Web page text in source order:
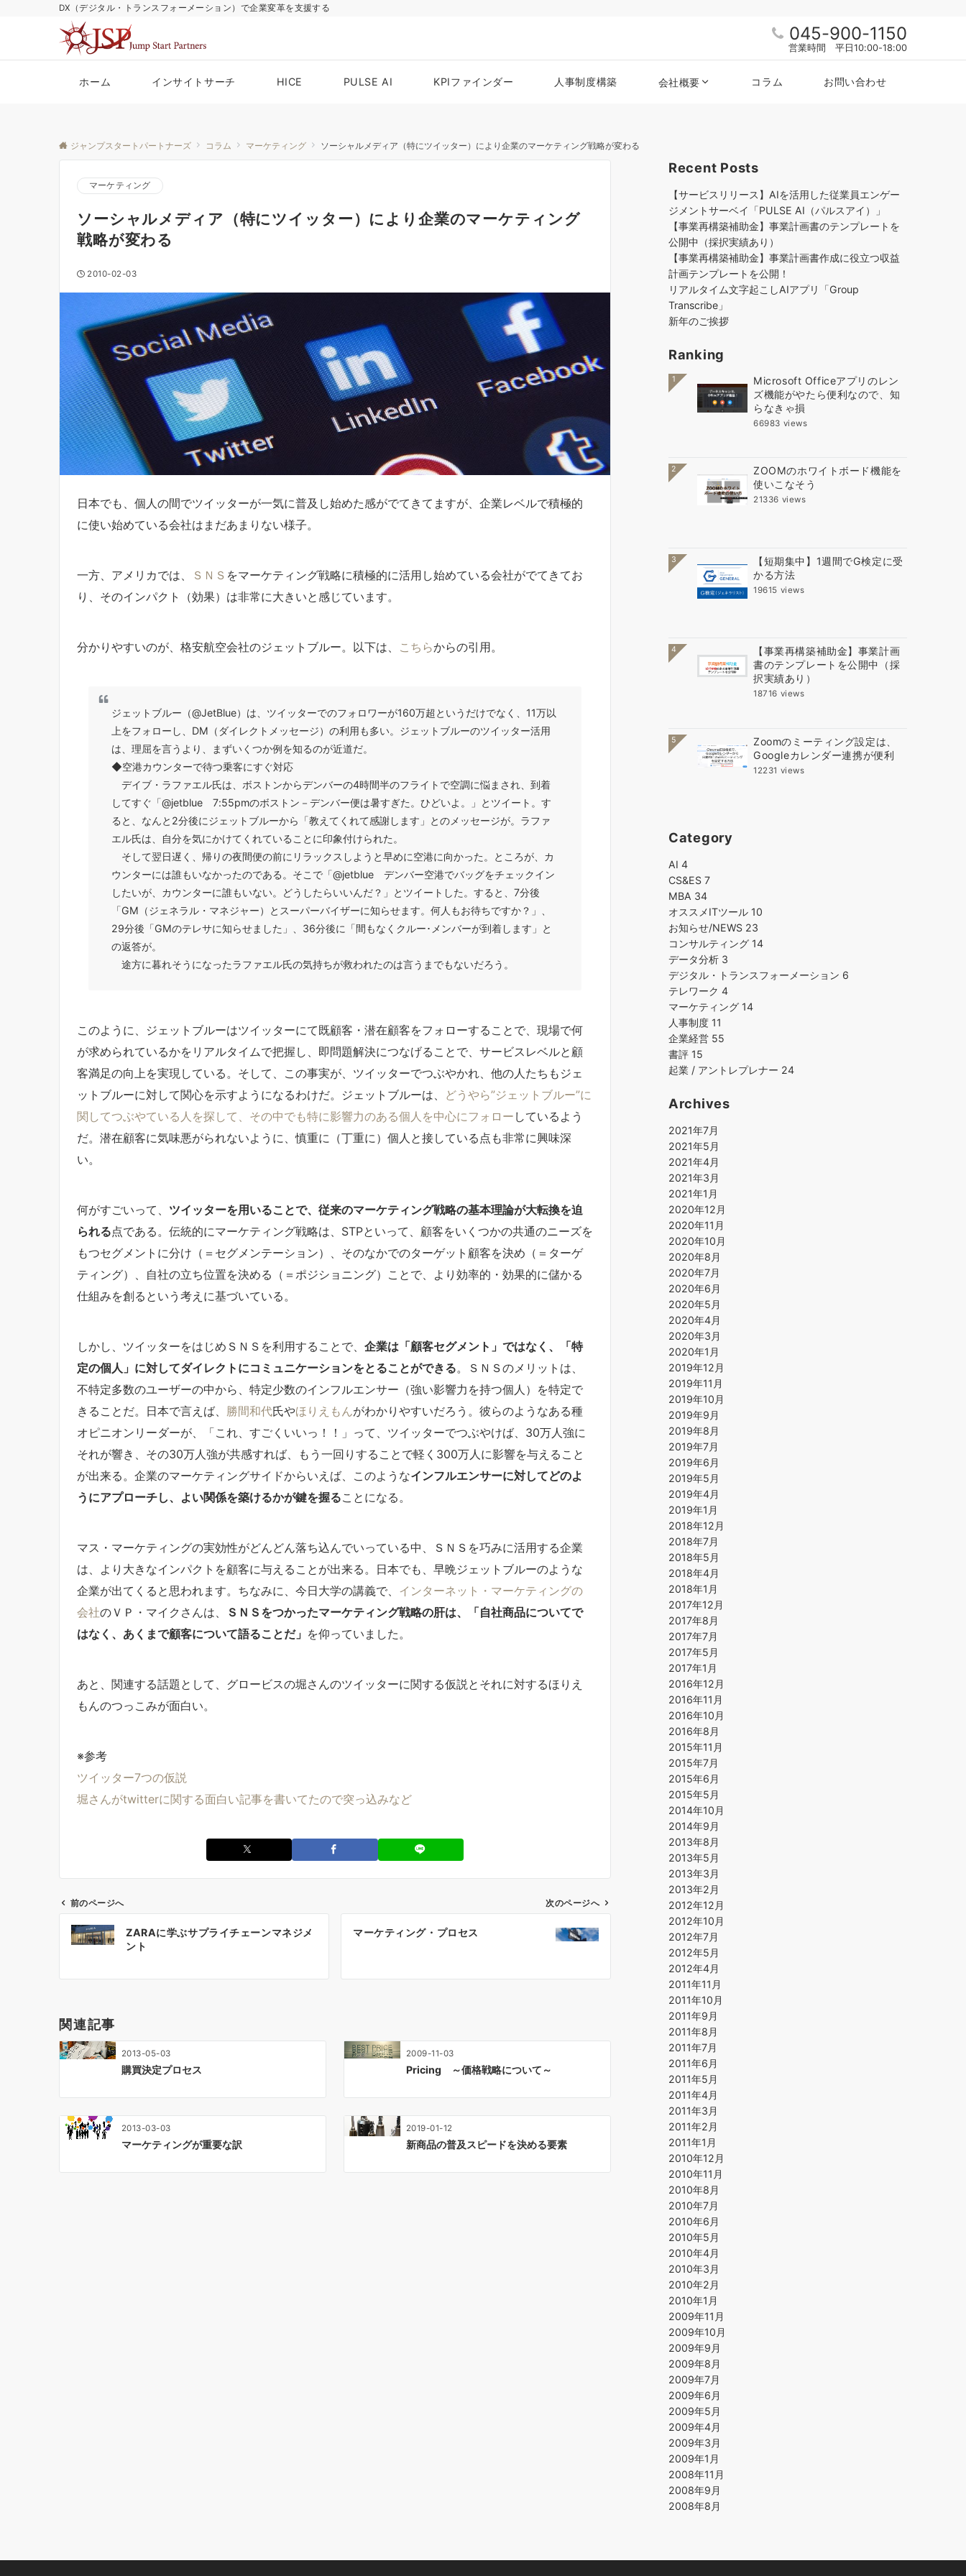
DX（デジタル・トランスフォーメーション）で企業変革を支援する
045-900-1150
営業時間 平日10:00-18:00
ホーム インサイトサーチ HICE PULSE AI KPIファインダー 人事制度構築 会社概要 コラム お問い合わせ
ジャンプスタートパートナーズ コラム マーケティング ソーシャルメディア（特にツイッター）により企業のマーケティング戦略が変わる
マーケティング
ソーシャルメディア（特にツイッター）により企業のマーケティング
戦略が変わる
2010-02-03
日本でも、個人の間でツイッターが一気に普及し始めた感がでてきてますが、企業レベルで積極的
に使い始めている会社はまだあまりない様子。
一方、アメリカでは、 ＳＮＳ をマーケティング戦略に積極的に活用し始めている会社がでてきてお
り、そのインパクト（効果）は非常に大きいと感じています。
分かりやすいのが、格安航空会社のジェットブルー。以下は、 こちらからの引用。
ジェットブルー（@JetBlue）は、ツイッターでのフォロワーが160万超というだけでなく、11万以
上をフォローし、DM（ダイレクトメッセージ）の利用も多い。ジェットブルーのツイッター活用
は、理屈を言うより、まずいくつか例を知るのが近道だ。
◆空港カウンターで待つ乗客にすぐ対応
デイブ・ラファエル氏は、ボストンからデンバーの4時間半のフライトで空調に悩まされ、到着
してすぐ「@jetblue 7:55pmのボストン－デンバー便は暑すぎた。ひどいよ。」とツイート。す
ると、なんと2分後にジェットブルーから「教えてくれて感謝します」とのメッセージが。ラファ
エル氏は、自分を気にかけてくれていることに印象付けられた。
そして翌日遅く、帰りの夜間便の前にリラックスしようと早めに空港に向かった。ところが、カ
ウンターには誰もいなかったのである。そこで「@jetblue デンバー空港でバッグをチェックイン
したいが、カウンターに誰もいない。どうしたらいいんだ？」とツイートした。すると、7分後
「GM（ジェネラル・マネジャー）とスーパーバイザーに知らせます。何人もお待ちですか？」、
29分後「GMのテレサに知らせました」、36分後に「間もなくクルー･メンバーが到着します」と
の返答が。
途方に暮れそうになったラファエル氏の気持ちが救われたのは言うまでもないだろう。
このように、ジェットブルーはツイッターにて既顧客・潜在顧客をフォローすることで、現場で何
が求められているかをリアルタイムで把握し、即問題解決につなげることで、サービスレベルと顧
客満足の向上を実現している。そして、この事実が、ツイッターでつぶやかれ、他の人たちもジェ
ットブルーに対して関心を示すようになるわけだ。ジェットブルーは、 どうやら”ジェットブルー”に
関してつぶやている人を探して、その中でも特に影響力のある個人を中心にフォロー しているよう
だ。潜在顧客に気味悪がられないように、慎重に（丁重に）個人と接している点も非常に興味深
い。
何がすごいって、 ツイッターを用いることで、従来のマーケティング戦略の基本理論が大転換を迫
られる点である。伝統的にマーケティング戦略は、STPといって、顧客をいくつかの共通のニーズを
もつセグメントに分け（＝セグメンテーション）、そのなかでのターゲット顧客を決め（＝ターゲ
ティング）、自社の立ち位置を決める（＝ポジショニング）ことで、より効率的・効果的に儲かる
仕組みを創るという考えに基づいている。
しかし、ツイッターをはじめＳＮＳを利用することで、 企業は「顧客セグメント」ではなく、「特
定の個人」に対してダイレクトにコミュニケーションをとることができる。ＳＮＳのメリットは、
不特定多数のユーザーの中から、特定少数のインフルエンサー（強い影響力を持つ個人）を特定で
きることだ。日本で言えば、 勝間和代氏やほりえもんがわかりやすいだろう。彼らのようなある種
オピニオンリーダーが、「これ、すごくいいっ！！」って、ツイッターでつぶやけば、30万人強に
それが響き、その30万人強が共感すれば、もう一回りすることで軽く300万人に影響を与えること
が出来る。企業のマーケティングサイドからいえば、このようなインフルエンサーに対してどのよ
うにアプローチし、よい関係を築けるかが鍵を握ることになる。
マス・マーケティングの実効性がどんどん落ち込んでいっている中、ＳＮＳを巧みに活用する企業
は、より大きなインパクトを顧客に与えることが出来る。日本でも、早晩ジェットブルーのような
企業が出てくると思われます。ちなみに、今日大学の講義で、 インターネット・マーケティングの
会社のＶＰ・マイクさんは、
ＳＮＳをつかったマーケティング戦略の肝は、「自社商品についてで
はなく、あくまで顧客について語ることだ」 を仰っていました。
あと、関連する話題として、グロービスの堀さんのツイッターに関する仮説とそれに対するほりえ
もんのつっこみが面白い。
※参考
ツイッター7つの仮説
堀さんがtwitterに関する面白い記事を書いてたので突っ込みなど
ビ
シ
ョ
前のページへ
ZARAに学ぶサプライチェーンマネジメ
ント
次のページへ
マーケティング・プロセス
関連記事
2013-05-03
購買決定プロセス
2009-11-03
Pricing ～価格戦略について～
2013-03-03
マーケティングが重要な訳
2019-01-12
新商品の普及スピードを決める要素
Recent Posts
【サービスリリース】AIを活用した従業員エンゲー
ジメントサーベイ「PULSE AI（パルスアイ）」
【事業再構築補助金】事業計画書のテンプレートを
公開中（採択実績あり）
【事業再構築補助金】事業計画書作成に役立つ収益
計画テンプレートを公開！
リアルタイム文字起こしAIアプリ「Group
Transcribe」
新年のご挨拶
Ranking
1
Microsoft Officeアプリのレン
ズ機能がやたら便利なので、知
らなきゃ損
66983 views
2
ZOOMのホワイトボード機能を
使いこなそう
21336 views
3
【短期集中】1週間でG検定に受
かる方法
19615 views
4
【事業再構築補助金】事業計画
書のテンプレートを公開中（採
択実績あり）
18716 views
5
Zoomのミーティング設定は、
Googleカレンダー連携が便利
12231 views
Category
AI 4
CS&ES 7
MBA 34
オススメITツール 10
お知らせ/NEWS 23
コンサルティング 14
データ分析 3
デジタル・トランスフォーメーション 6
テレワーク 4
マーケティング 14
人事制度 11
企業経営 55
書評 15
起業 / アントレプレナー 24
Archives
2021年7月
2021年5月
2021年4月
2021年3月
2021年1月
2020年12月
2020年11月
2020年10月
2020年8月
2020年7月
2020年6月
2020年5月
2020年4月
2020年3月
2020年1月
2019年12月
2019年11月
2019年10月
2019年9月
2019年8月
2019年7月
2019年6月
2019年5月
2019年4月
2019年1月
2018年12月
2018年7月
2018年5月
2018年4月
2018年1月
2017年12月
2017年8月
2017年7月
2017年5月
2017年1月
2016年12月
2016年11月
2016年10月
2016年8月
2015年11月
2015年7月
2015年6月
2015年5月
2014年10月
2014年9月
2013年8月
2013年5月
2013年3月
2013年2月
2012年12月
2012年10月
2012年7月
2012年5月
2012年4月
2011年11月
2011年10月
2011年9月
2011年8月
2011年7月
2011年6月
2011年5月
2011年4月
2011年3月
2011年2月
2011年1月
2010年12月
2010年11月
2010年8月
2010年7月
2010年6月
2010年5月
2010年4月
2010年3月
2010年2月
2010年1月
2009年11月
2009年10月
2009年9月
2009年8月
2009年7月
2009年6月
2009年5月
2009年4月
2009年3月
2009年1月
2008年11月
2008年9月
2008年8月